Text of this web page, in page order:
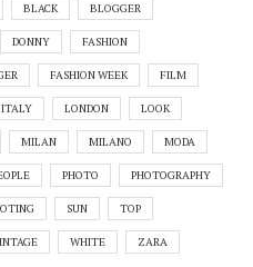
BLACK BLOGGER
DONNY FASHION
FASHION WEEK FILM
ITALY LONDON LOOK
MILAN MILANO MODA
PHOTO PHOTOGRAPHY
SUN TOP
WHITE ZARA